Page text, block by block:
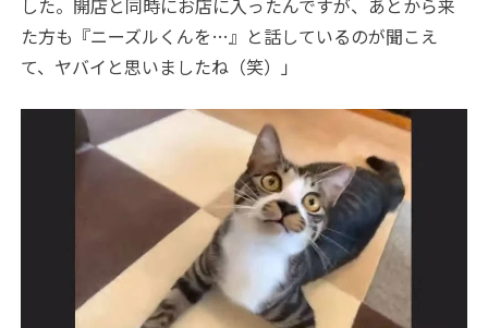
した。開店と同時にお店に入ったんですが、あとから来
た方も『ニーズルくんを…』と話しているのが聞こえ
て、ヤバイと思いましたね（笑）」